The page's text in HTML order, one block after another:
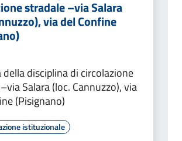
stradale –via Salara
via del Confine
disciplina di circolazione
Salara (loc. Cannuzzo), via
(Pisignano)
istituzionale